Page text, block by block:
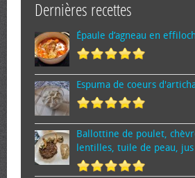
Dernières recettes
Épaule d’agneau en
Espuma de cœurs
Ballottine de poulet,
lentilles, tuile de peau,